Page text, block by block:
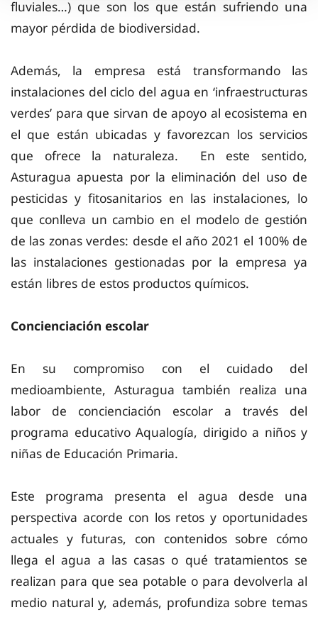
fluviales…) que son los que están sufriendo una
mayor pérdida de biodiversidad.
Además, la empresa está transformando las
instalaciones del ciclo del agua en ‘infraestructuras
verdes’ para que sirvan de apoyo al ecosistema en
el que están ubicadas y favorezcan los servicios
que ofrece la naturaleza. En este sentido,
Asturagua apuesta por la eliminación del uso de
pesticidas y fitosanitarios en las instalaciones, lo
que conlleva un cambio en el modelo de gestión
de las zonas verdes: desde el año 2021 el 100% de
las instalaciones gestionadas por la empresa ya
están libres de estos productos químicos.
Concienciación escolar
En su compromiso con el cuidado del
medioambiente, Asturagua también realiza una
labor de concienciación escolar a través del
programa educativo Aqualogía, dirigido a niños y
niñas de Educación Primaria.
Este programa presenta el agua desde una
perspectiva acorde con los retos y oportunidades
actuales y futuras, con contenidos sobre cómo
llega el agua a las casas o qué tratamientos se
realizan para que sea potable o para devolverla al
medio natural y, además, profundiza sobre temas